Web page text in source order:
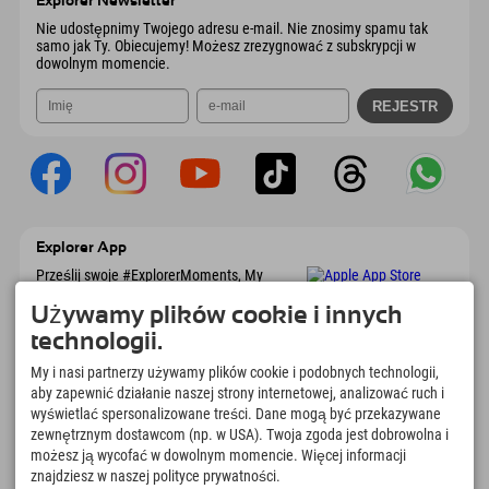
Nie udostępnimy Twojego adresu e-mail. Nie znosimy spamu tak
samo jak Ty. Obiecujemy! Możesz zrezygnować z subskrypcji w
dowolnym momencie.
Explorer App
Prześlij swoje #ExplorerMoments, My
marzeń, przeglądem restauracji i wieloma
innymi. Pobierz teraz!
Czas na chwile odkrywcy
166
Jeziora górskie i baseny
rekreacyjne
4.634km
Stoki do jazdy na nartach i
snowboardzie
Używamy plików cookie i innych
technologii.
My i nasi partnerzy używamy plików cookie i podobnych technologii,
aby zapewnić działanie naszej strony internetowej, analizować ruch i
wyświetlać spersonalizowane treści. Dane mogą być przekazywane
zewnętrznym dostawcom (np. w USA). Twoja zgoda jest dobrowolna i
możesz ją wycofać w dowolnym momencie. Więcej informacji
znajdziesz w naszej polityce prywatności.